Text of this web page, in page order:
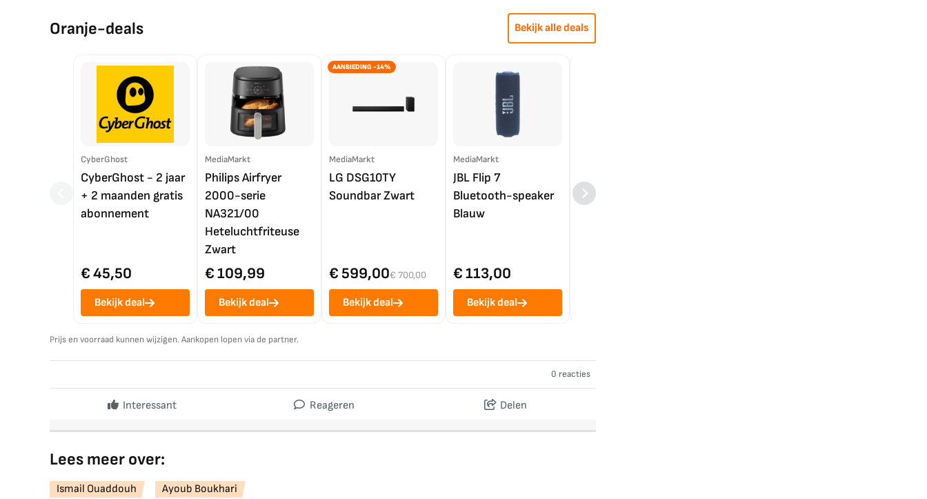
Oranje-deals Bekijk alle deals
CyberGhost
CyberGhost - 2 jaar
+ 2 maanden gratis
abonnement
€ 45,50
Bekijk deal
MediaMarkt
Philips Airfryer
2000-serie
NA321/00
Heteluchtfriteuse
Zwart
€ 109,99
Bekijk deal
AANBIEDING -14%
MediaMarkt
LG DSG10TY
Soundbar Zwart
€ 599,00€ 700,00
Bekijk deal
MediaMarkt
JBL Flip 7
Bluetooth-speaker
Blauw
€ 113,00
Bekijk deal
4K TV (2025)
Prijs en voorraad kunnen wijzigen. Aankopen lopen via de partner.
0 reacties
Interessant Reageren Delen
Lees meer over:
Ismail Ouaddouh Ayoub Boukhari